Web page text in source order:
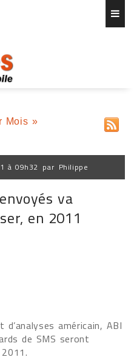
Mois »
à 09h32 par Philippe
va
en 2011
d’analyses américain, ABI
de SMS seront